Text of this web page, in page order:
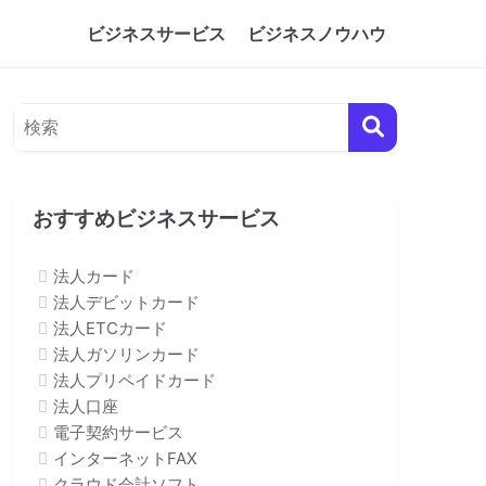
ビジネスサービス ビジネスノウハウ
おすすめビジネスサービス
法人カード
法人デビットカード
法人ETCカード
法人ガソリンカード
法人プリペイドカード
法人口座
電子契約サービス
インターネットFAX